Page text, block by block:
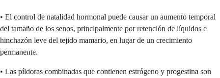
• El control de natalidad hormonal puede causar un aumento temporal
del tamaño de los senos, principalmente por retención de líquidos e
hinchazón leve del tejido mamario, en lugar de un crecimiento
permanente.
• Las píldoras combinadas que contienen estrógeno y progestina son